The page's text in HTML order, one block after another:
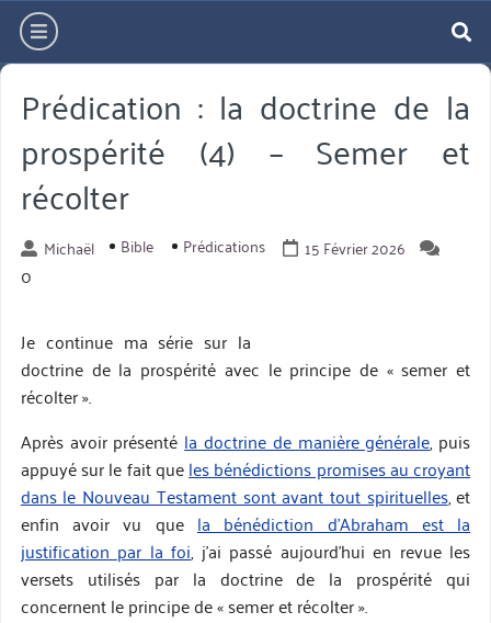
Aller
directement
au
contenu
hamburger
Prédication : la doctrine de la
prospérité (4) – Semer et
récolter
Michaël Bible Prédications 15 Février 2026
0
Je continue ma série sur la
doctrine de la prospérité avec le principe de « semer et
récolter ».
Après avoir présenté la doctrine de manière générale, puis
appuyé sur le fait queles bénédictions promises au croyant
dans le Nouveau Testament sont avant tout spirituelles, et
enfin avoir vu que la bénédiction d’Abraham est la
justification par la foi, j’ai passé aujourd’hui en revue les
versets utilisés par la doctrine de la prospérité qui
concernent le principe de « semer et récolter ».